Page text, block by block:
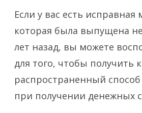
Если у вас есть
которая была выпущена
лет назад, вы можете
для того, чтобы получить
распространенный
при получении денежных